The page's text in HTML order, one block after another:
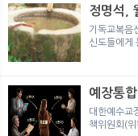
정명석,
기독교복음
신도들에게
예장통
대한예수교
책위원회(